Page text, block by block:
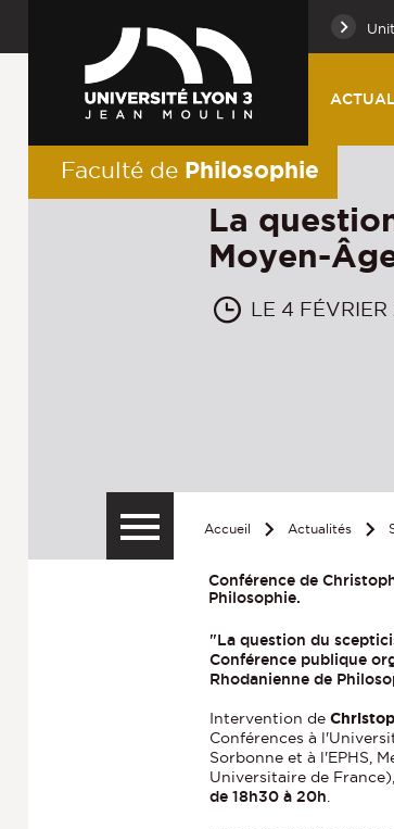
Faculté de Philosophie
La
Moyen-
LE 4 FÉVRIER
Accueil Actualités
Conférence de
Philosophie.
"La question du
Conférence publique
Rhodanienne de
Intervention de
Conférences à
Sorbonne et à l'EPHS,
Universitaire de France),
de 18h30 à 20h.